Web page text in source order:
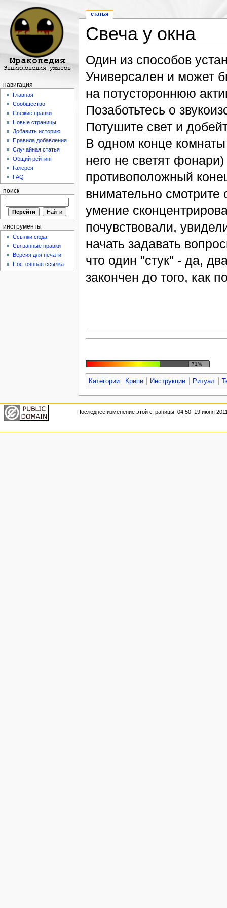
Свеча у окна
Один из способов
Универсален и может
на потустороннюю
Позаботьтесь о
Потушите свет и
В одном конце
него не светят
противоположный
внимательно смотрите
умение
почувствовали,
начать задавать
что один "стук" - да,
закончен до того, как
71%
Категории: Крипи Инструкции Ритуал
статья
навигация
Главная
Сообщество
Свежие правки
Новые страницы
Добавить историю
Правила добавления
Случайная статья
Общий рейтинг
Галерея
FAQ
поиск
инструменты
Ссылки сюда
Связанные правки
Версия для печати
Постоянная ссылка
Последнее изменение этой страницы: 04:50, 19 июня